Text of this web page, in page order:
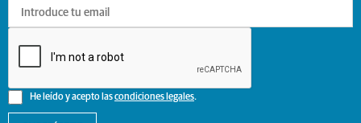
He leído y acepto lascondiciones legales.